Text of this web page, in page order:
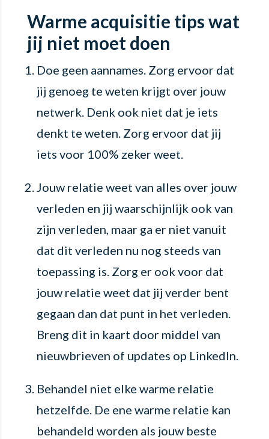
Warme acquisitie tips wat
jij niet moet doen
Doe geen aannames. Zorg ervoor dat
jij genoeg te weten krijgt over jouw
netwerk. Denk ook niet dat je iets
denkt te weten. Zorg ervoor dat jij
iets voor 100% zeker weet.
Jouw relatie weet van alles over jouw
verleden en jij waarschijnlijk ook van
zijn verleden, maar ga er niet vanuit
dat dit verleden nu nog steeds van
toepassing is. Zorg er ook voor dat
jouw relatie weet dat jij verder bent
gegaan dan dat punt in het verleden.
Breng dit in kaart door middel van
nieuwbrieven of updates op LinkedIn.
Behandel niet elke warme relatie
hetzelfde. De ene warme relatie kan
behandeld worden als jouw beste